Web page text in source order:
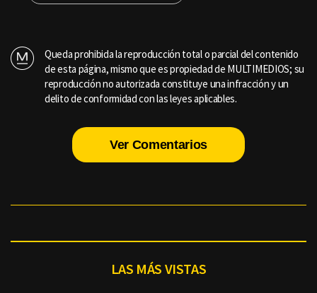
Queda prohibida la reproducción total o parcial del contenido
de esta página, mismo que es propiedad de MULTIMEDIOS; su
reproducción no autorizada constituye una infracción y un
delito de conformidad con las leyes aplicables.
Ver Comentarios
LAS MÁS VISTAS